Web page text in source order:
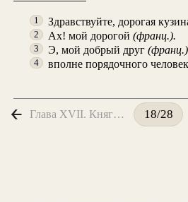
1 Здравствуйте, дорогая
2 Ах! мой дорогой(франц.).
3 Э, мой добрый друг
4 вполне порядочного
Глава XVII. Княгиня Корнакова 18/28